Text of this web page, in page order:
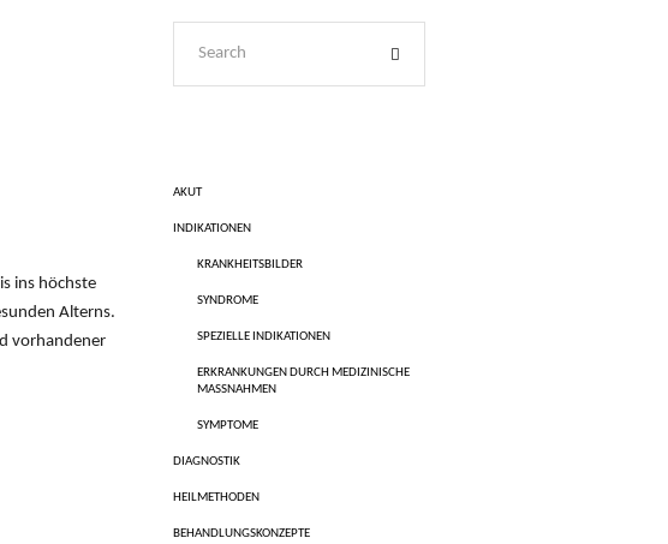
ins höchste
Alterns.
vorhandener
AKUT
INDIKATIONEN
KRANKHEITSBILDER
SYNDROME
SPEZIELLE INDIKATIONEN
ERKRANKUNGEN DURCH MEDIZINISCHE
MASSNAHMEN
SYMPTOME
DIAGNOSTIK
HEILMETHODEN
BEHANDLUNGSKONZEPTE